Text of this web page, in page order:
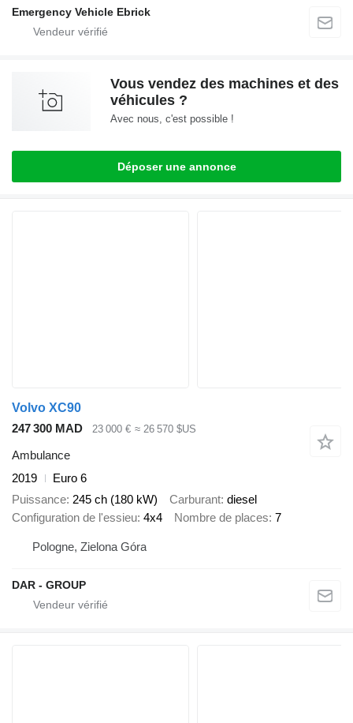
Emergency Vehicle Ebrick
Vous vendez des machines et des
véhicules ?
Avec nous, c'est possible !
Déposer une annonce
Volvo XC90
247 300 MAD
23 000 € ≈ 26 570 $US
Ambulance
2019
Euro 6
Puissance 245 ch (180 kW) Carburant diesel
Configuration de l'essieu 4x4 Nombre de places 7
Pologne, Zielona Góra
DAR - GROUP